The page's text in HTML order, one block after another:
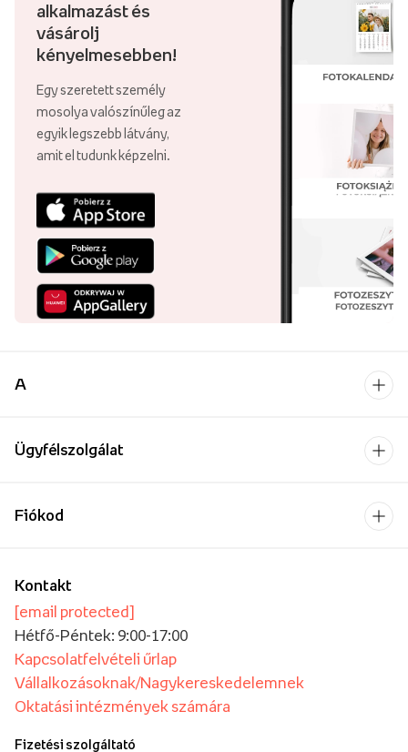
alkalmazást és
vásárolj
kényelmesebben!
Egy szeretett személy
mosolya valószínűleg az
egyik legszebb látvány,
amit el tudunk képzelni.
A
Ügyfélszolgálat
Kontakt
[email protected]
Hétfő-Péntek: 9:00-17:00
Kapcsolatfelvételi űrlap
Vállalkozásoknak/Nagykereskedelemnek
Oktatási intézmények számára
Fizetési szolgáltató
Fiókod